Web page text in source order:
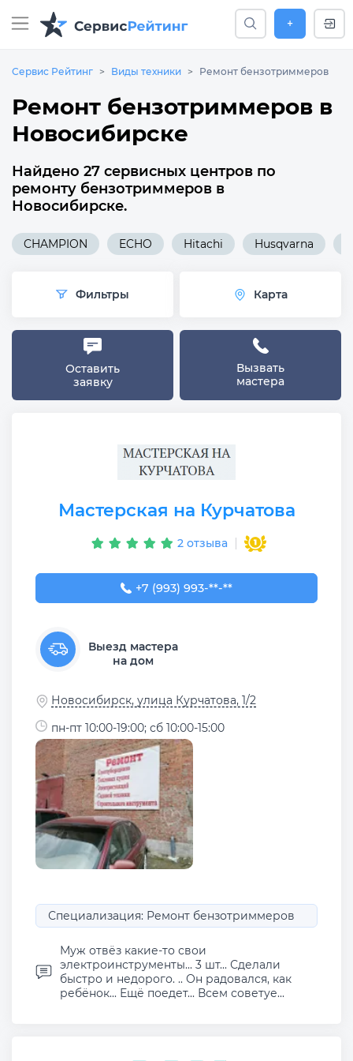
+
Сервис Рейтинг Виды техники Ремонт бензотриммеров
Ремонт бензотриммеров в
Новосибирске
Найдено 27 сервисных центров по
ремонту бензотриммеров в
Новосибирске.
CHAMPION ECHO Hitachi Husqvarna
Фильтры Карта
Оставить
заявку
Вызвать
мастера
Мастерская на Курчатова
2 отзыва
+7 (993) 993-54-53
+7 (993) 993-**-**
Выезд мастера
на дом
Новосибирск, улица Курчатова, 1/2
пн-пт 10:00-19:00; сб 10:00-15:00
Специализация: Ремонт бензотриммеров
Муж отвёз какие-то свои
электроинструменты... 3 шт... Сделали
быстро и недорого. .. Он радовался, как
ребёнок... Ещё поедет... Всем советуе...